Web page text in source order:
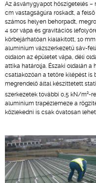
Az ásványgyapot hőszigetelés –
cm vastagságúra roskadt, a
számos helyen behorpadt,
4 sor vápa és gravitációs
körbejárhatóan kialakított, 10
alumínium vázszerkezetű sáv-
oldalon az épületet vápa, déli
attika határolja. Északi oldalán
csatlakozóan a tetőre kilépést is
megrendelő által készíttetett
szerkezetek további 0,5 kN/m2-
alumínium trapézlemeze a
közlekedni is csak óvatosan